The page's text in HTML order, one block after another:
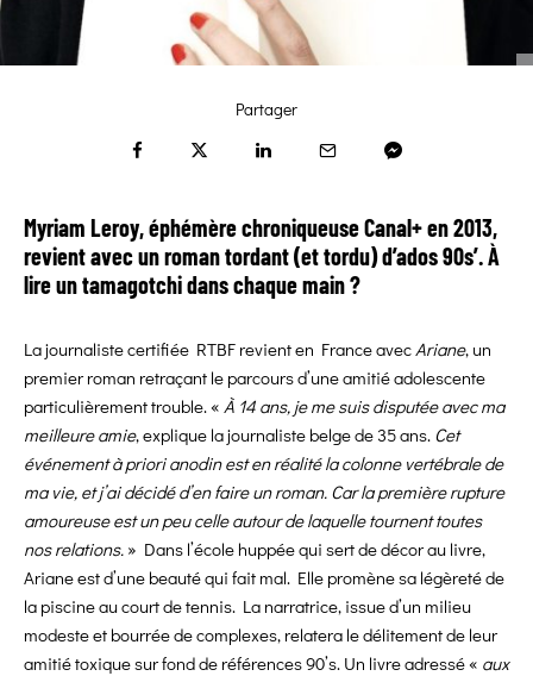
Partager
Myriam Leroy, éphémère chroniqueuse Canal+ en 2013,
revient avec un roman tordant (et tordu) d’ados 90s’. À
lire un tamagotchi dans chaque main ?
La journaliste certifiée RTBF revient en France avec Ariane, un
premier roman retraçant le parcours d’une amitié adolescente
particulièrement trouble. « À 14 ans, je me suis disputée avec ma
meilleure amie, explique la journaliste belge de 35 ans. Cet
événement à priori anodin est en réalité la colonne vertébrale de
ma vie, et j’ai décidé d’en faire un roman. Car la première rupture
amoureuse est un peu celle autour de laquelle tournent toutes
nos relations. » Dans l’école huppée qui sert de décor au livre,
Ariane est d’une beauté qui fait mal. Elle promène sa légèreté de
la piscine au court de tennis. La narratrice, issue d’un milieu
modeste et bourrée de complexes, relatera le délitement de leur
amitié toxique sur fond de références 90’s. Un livre adressé « aux